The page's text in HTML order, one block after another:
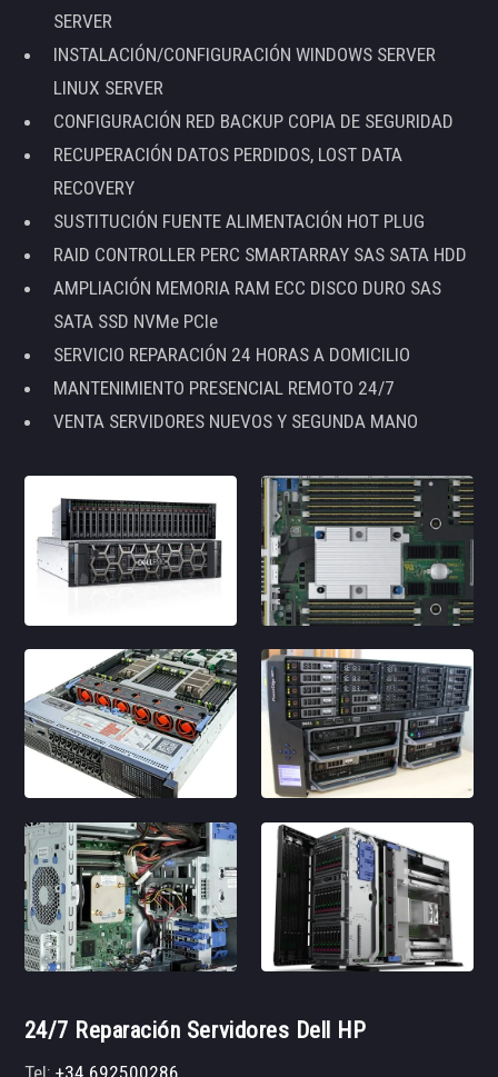
SERVER
INSTALACIÓN/CONFIGURACIÓN WINDOWS SERVER
LINUX SERVER
CONFIGURACIÓN RED BACKUP COPIA DE SEGURIDAD
RECUPERACIÓN DATOS PERDIDOS, LOST DATA
RECOVERY
SUSTITUCIÓN FUENTE ALIMENTACIÓN HOT PLUG
RAID CONTROLLER PERC SMARTARRAY SAS SATA HDD
AMPLIACIÓN MEMORIA RAM ECC DISCO DURO SAS
SATA SSD NVMe PCIe
SERVICIO REPARACIÓN 24 HORAS A DOMICILIO
MANTENIMIENTO PRESENCIAL REMOTO 24/7
VENTA SERVIDORES NUEVOS Y SEGUNDA MANO
24/7 Reparación Servidores Dell HP
Tel:+34 692500286